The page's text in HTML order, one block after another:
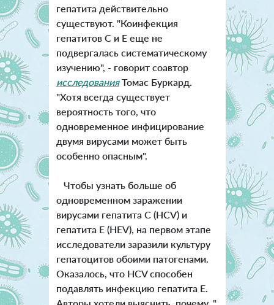
гепатита действительно
существуют. "Коинфекция
гепатитов С и Е еще не
подвергалась систематическому
изучению", - говорит соавтор
исследованияТомас Буркард.
"Хотя всегда существует
вероятность того, что
одновременное инфицирование
двумя вирусами может быть
особенно опасным".
Чтобы узнать больше об
одновременном заражении
вирусами гепатита С (HCV) и
гепатита Е (HEV), на первом этапе
исследователи заразили культуру
гепатоцитов обоими патогенами.
Оказалось, что HCV способен
подавлять инфекцию гепатита Е.